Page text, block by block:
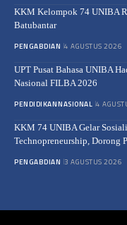
KKM Kelompok 74 UNIBA
Batubantar
PENGABDIAN 4 AGUSTUS 2026
UPT Pusat Bahasa UNIBA
Nasional FILBA 2026
PENDIDIKANNASIONAL 4
KKM 74 UNIBA Gelar
Technopreneurship, Dorong
PENGABDIAN 3 AGUSTUS 2026